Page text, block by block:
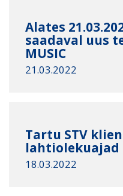
Alates
saadaval uus
MUSIC
21.03.2022
Tartu STV
lahtiolekuajad
18.03.2022